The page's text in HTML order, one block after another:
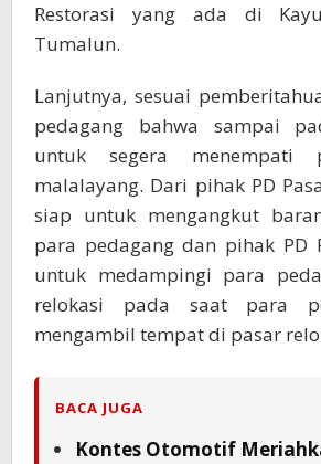
Restorasi yang ada di
Tumalun.
Lanjutnya, sesuai
pedagang bahwa sampai
untuk segera menempati
malalayang. Dari pihak PD
siap untuk mengangkut
para pedagang dan pihak PD
untuk medampingi para
relokasi pada saat para
mengambil tempat di pasar
BACA JUGA
Kontes Otomotif